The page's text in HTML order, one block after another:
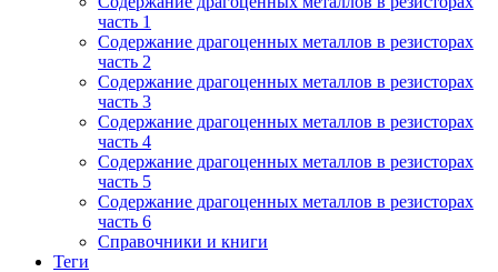
часть 1
Содержание драгоценных металлов в резисторах
часть 2
Содержание драгоценных металлов в резисторах
часть 3
Содержание драгоценных металлов в резисторах
часть 4
Содержание драгоценных металлов в резисторах
часть 5
Содержание драгоценных металлов в резисторах
часть 6
Справочники и книги
Теги